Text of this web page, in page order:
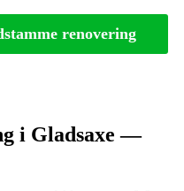
renovering
i Gladsaxe —